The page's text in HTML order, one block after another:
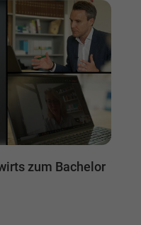
zum Bachelor